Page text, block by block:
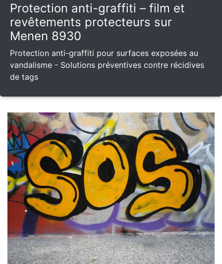
Protection anti-graffiti – film et
revêtements protecteurs sur
Menen 8930
Protection anti-graffiti pour surfaces exposées au
vandalisme - Solutions préventives contre récidives
de tags